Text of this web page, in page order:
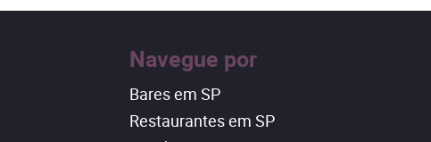
Navegue por
Bares em SP
Restaurantes em SP